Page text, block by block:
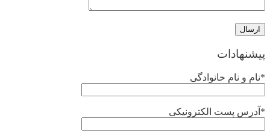
پیشنهادات
*نام و نام خانوادگی
*آدرس پست الکترونیکی